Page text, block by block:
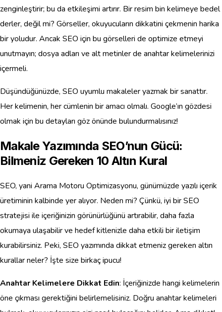
zenginleştirir; bu da etkileşimi artırır. Bir resim bin kelimeye bedel
derler, değil mi? Görseller, okuyucuların dikkatini çekmenin harika
bir yoludur. Ancak SEO için bu görselleri de optimize etmeyi
unutmayın; dosya adları ve alt metinler de anahtar kelimelerinizi
içermeli.
Düşündüğünüzde, SEO uyumlu makaleler yazmak bir sanattır.
Her kelimenin, her cümlenin bir amacı olmalı. Google’ın gözdesi
olmak için bu detayları göz önünde bulundurmalısınız!
Makale Yazımında SEO’nun Gücü:
Bilmeniz Gereken 10 Altın Kural
SEO, yani Arama Motoru Optimizasyonu, günümüzde yazılı içerik
üretiminin kalbinde yer alıyor. Neden mi? Çünkü, iyi bir SEO
stratejisi ile içeriğinizin görünürlüğünü artırabilir, daha fazla
okumaya ulaşabilir ve hedef kitlenizle daha etkili bir iletişim
kurabilirsiniz. Peki, SEO yazımında dikkat etmeniz gereken altın
kurallar neler? İşte size birkaç ipucu!
Anahtar Kelimelere Dikkat Edin: İçeriğinizde hangi kelimelerin
öne çıkması gerektiğini belirlemelisiniz. Doğru anahtar kelimeleri